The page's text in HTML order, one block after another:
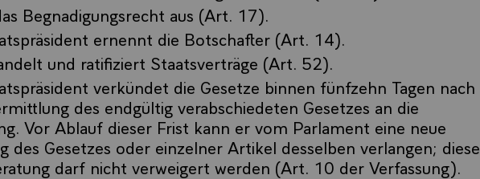
Begnadigungsrecht aus (Art. 17).
ernennt die Botschafter (Art. 14).
und ratifiziert Staatsverträge (Art. 52).
verkündet die Gesetze binnen fünfzehn Tagen nach
des endgültig verabschiedeten Gesetzes an die
Vor Ablauf dieser Frist kann er vom Parlament eine neue
des Gesetzes oder einzelner Artikel desselben verlangen; diese
darf nicht verweigert werden (Art. 10 der Verfassung).